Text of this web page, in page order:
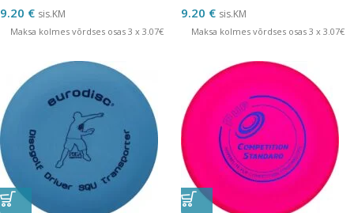
9.20 € sis.KM
Maksa kolmes võrdses osas 3 x 3.07€
9.20 € sis.KM
Maksa kolmes võrdses osas 3 x 3.07€